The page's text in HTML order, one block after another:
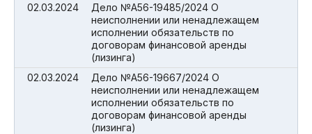
02.03.2024
Дело №А56-19485/2024 О
неисполнении или ненадлежащем
исполнении обязательств по
договорам финансовой аренды
(лизинга)
02.03.2024
Дело №А56-19667/2024 О
неисполнении или ненадлежащем
исполнении обязательств по
договорам финансовой аренды
(лизинга)